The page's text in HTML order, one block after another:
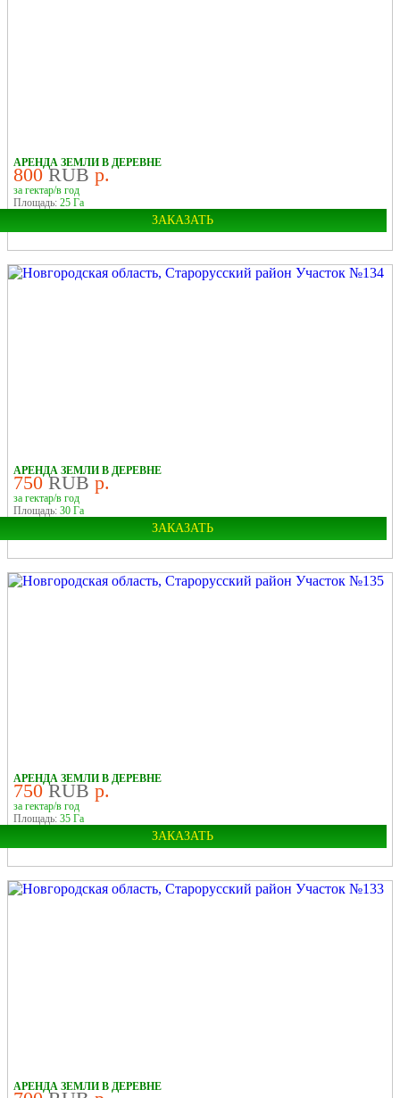
АРЕНДА ЗЕМЛИ В ДЕРЕВНЕ
800 RUB р.
за гектар/в год
Площадь: 25 Га
ЗАКАЗАТЬ
Область:
Новгородская
АРЕНДА ЗЕМЛИ В ДЕРЕВНЕ
750 RUB р.
за гектар/в год
Площадь: 30 Га
ЗАКАЗАТЬ
Область:
Новгородская
АРЕНДА ЗЕМЛИ В ДЕРЕВНЕ
750 RUB р.
за гектар/в год
Площадь: 35 Га
ЗАКАЗАТЬ
Область:
Новгородская
АРЕНДА ЗЕМЛИ В ДЕРЕВНЕ